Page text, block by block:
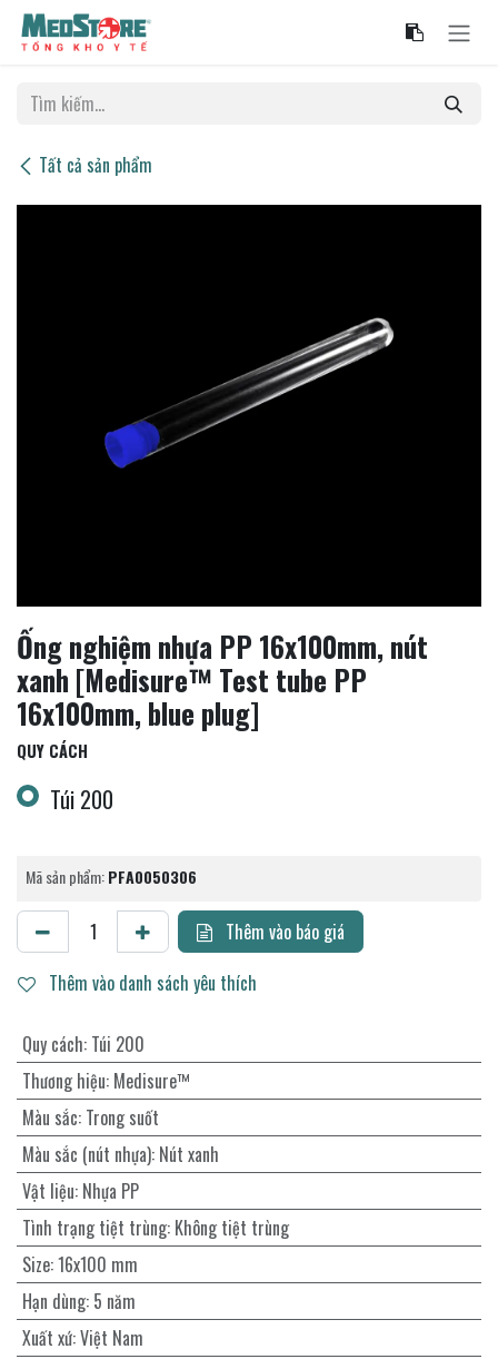
Bỏ qua để đến Nội dung
Tất cả sản phẩm
Ống nghiệm nhựa PP 16x100mm, nút
xanh [Medisure™ Test tube PP
16x100mm, blue plug]
QUY CÁCH
Túi 200
Mã sản phẩm:PFA0050306
Thêm vào báo giá
Thêm vào danh sách yêu thích
Quy cách: Túi 200
Thương hiệu: Medisure™
Màu sắc: Trong suốt
Màu sắc (nút nhựa): Nút xanh
Vật liệu: Nhựa PP
Tình trạng tiệt trùng: Không tiệt trùng
Size:16x100 mm
Hạn dùng: 5 năm
Xuất xứ:Việt Nam